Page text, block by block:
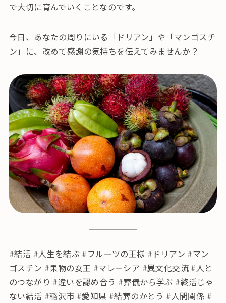
で大切に育んでいくことなのです。
今日、あなたの周りにいる「ドリアン」や「マンゴスチ
ン」に、改めて感謝の気持ちを伝えてみませんか？
#結活 #人生を結ぶ #フルーツの王様 #ドリアン #マン
ゴスチン #果物の女王 #マレーシア #異文化交流 #人と
のつながり #違いを認め合う #葬儀から学ぶ #終活じゃ
ない結活 #稲沢市 #愛知県 #結葬のかとう #人間関係 #